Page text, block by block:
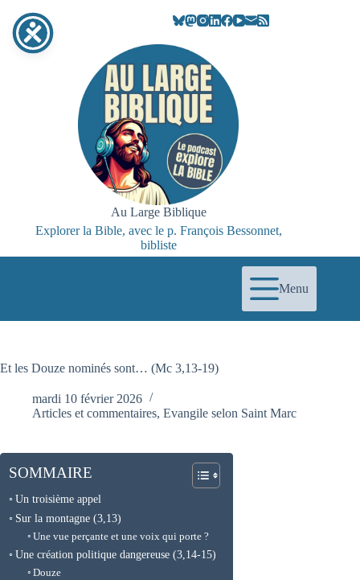
contenu
Au Large Biblique
Explorer la Bible, avec le p. François Bessonnet,
bibliste
Menu
Et les Douze nominés sont… (Mc 3,13-19)
mardi 10 février 2026
Articles et commentaires, Evangile selon Saint Marc
SOMMAIRE
Un troisième appel
Sur la montagne (3,13)
Une vue perçante et une voix qui porte ?
Une création politique dangereuse (3,14-15)
Douze